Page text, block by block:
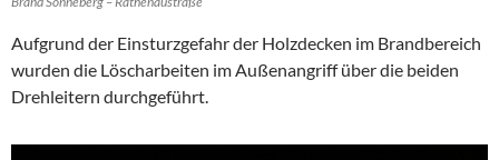
Aufgrund der Einsturzgefahr der Holzdecken im Brandbereich
wurden die Löscharbeiten im Außenangriff über die beiden
Drehleitern durchgeführt.